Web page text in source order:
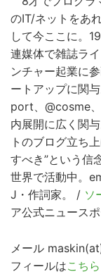
のIT/ネットをあ
して今ここに。
連媒体で雑誌ラ
ンチャー起業に
ートアップに関
port、@cosme
内展開に広く関
トのブログ立ち
すべき”という信
世界で活動中。
J・作詞家。 / ソ
ア公式ニュース
メール
フィールはこちら
こ
の
サ
ト
を